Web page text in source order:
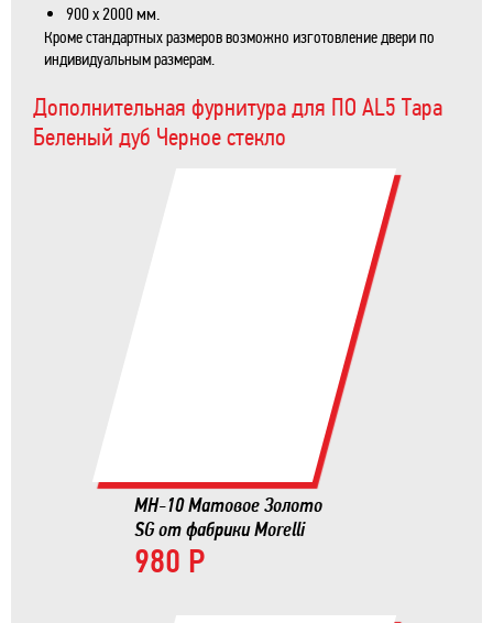
900 х 2000 мм.
Кроме стандартных размеров возможно изготовление двери по
индивидуальным размерам.
Дополнительная фурнитура для ПО AL5 Тара
Беленый дуб Черное стекло
MH-10 Матовое Золото
SG от фабрики Morelli
980 Р